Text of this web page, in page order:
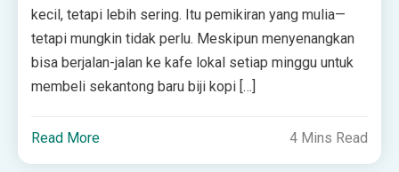
kecil, tetapi lebih sering. Itu pemikiran yang mulia—
tetapi mungkin tidak perlu. Meskipun menyenangkan
bisa berjalan-jalan ke kafe lokal setiap minggu untuk
membeli sekantong baru biji kopi […]
Read More 4 Mins Read